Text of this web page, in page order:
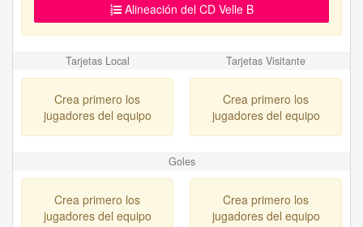
Alineación del CD Velle B
Tarjetas Local Tarjetas Visitante
Crea primero los
jugadores del equipo
Crea primero los
jugadores del equipo
Goles
Crea primero los
jugadores del equipo
Crea primero los
jugadores del equipo